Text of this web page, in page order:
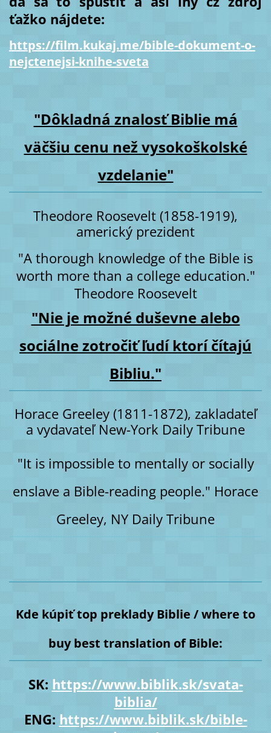
ťažko nájdete:
https://film.kukaj.me/bible-dokument-o-
nejctenejsi-knihe-sveta
"Dôkladná znalosť Biblie má
väčšiu cenu než vysokoškolské
vzdelanie"
Theodore Roosevelt (1858-1919),
americký prezident
"A thorough knowledge of the Bible is
worth more than a college education."
Theodore Roosevelt
"Nie je možné duševne alebo
sociálne zotročiť ľudí ktorí čítajú
Bibliu."
Horace Greeley (1811-1872), zakladateľ
a vydavateľ New-York Daily Tribune
"It is impossible to mentally or socially
enslave a Bible-reading people." Horace
Greeley, NY Daily Tribune
Kde kúpiť top preklady Biblie / where to
buy best translation of Bible:
SK: https://www.biblik.sk/svata-
biblia/
ENG: https://www.biblik.sk/bible-